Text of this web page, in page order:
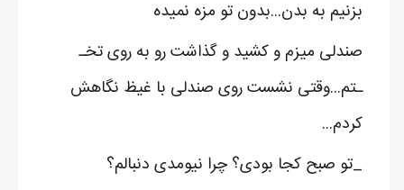
بزنیم به بدن...بدون تو مزه نمیده
صندلی میزم و کشید و گذاشت رو به روی تخـ
ـتم...وقتی نشست روی صندلی با غیظ نگاهش
کردم...
_تو صبح کجا بودی؟ چرا نیومدی دنبالم؟